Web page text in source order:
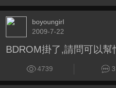
boyoungirl
2009-7-22
BDROM掛了,請問可以
4739 3